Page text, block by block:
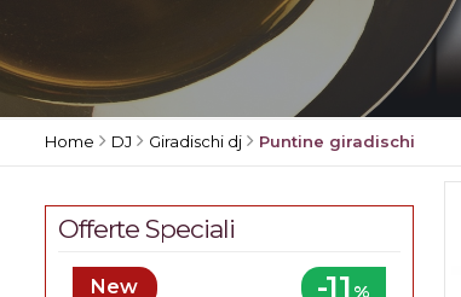
Home DJ Giradischi dj Puntine giradischi
Offerte Speciali
-11 %
New